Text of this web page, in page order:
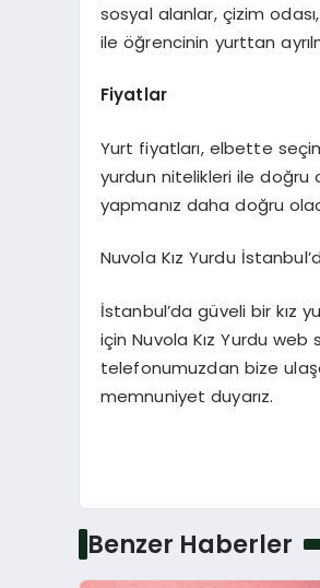
sosyal alanlar, çizim
ile öğrencinin yurttan
Fiyatlar
Yurt fiyatları, elbette
yurdun nitelikleri ile doğru
yapmanız daha doğru
Nuvola Kız Yurdu
İstanbul’da güveli bir kız
için Nuvola Kız Yurdu
telefonumuzdan bize
memnuniyet duyarız.
Benzer Haberler